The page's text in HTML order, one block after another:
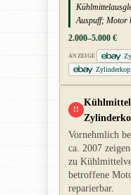
Auspuff; Motor
2.000–5.000 €
ANZEIGE
!!
Vornehmlich
ca. 2007
zu
betroffene
reparierbar.